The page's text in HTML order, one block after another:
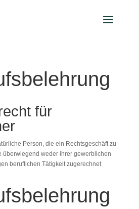
für
Person, die ein Rechtsgeschäft zu
überwiegend weder ihrer gewerblichen
beruflichen Tätigkeit zugerechnet